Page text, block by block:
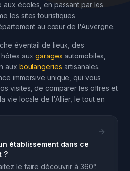
aux écoles, en passant par les
les sites touristiques
au cœur de l'Auvergne.
éventail de lieux, des
aux garages automobiles,
aux boulangeries artisanales.
immersive unique, qui vous
visites, de comparer les offres et
vie locale de l'Allier, le tout en
établissement dans ce
?
le faire découvrir à 360°.